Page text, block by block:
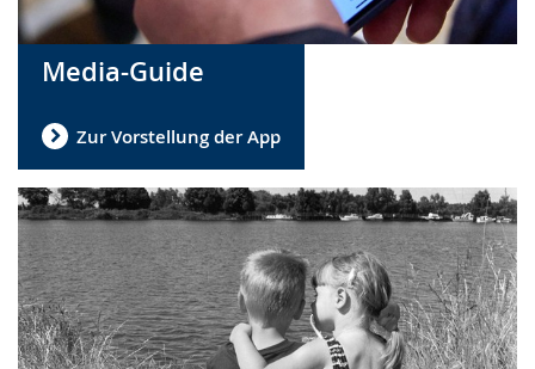
Media-Guide
Zur Vorstellung der App